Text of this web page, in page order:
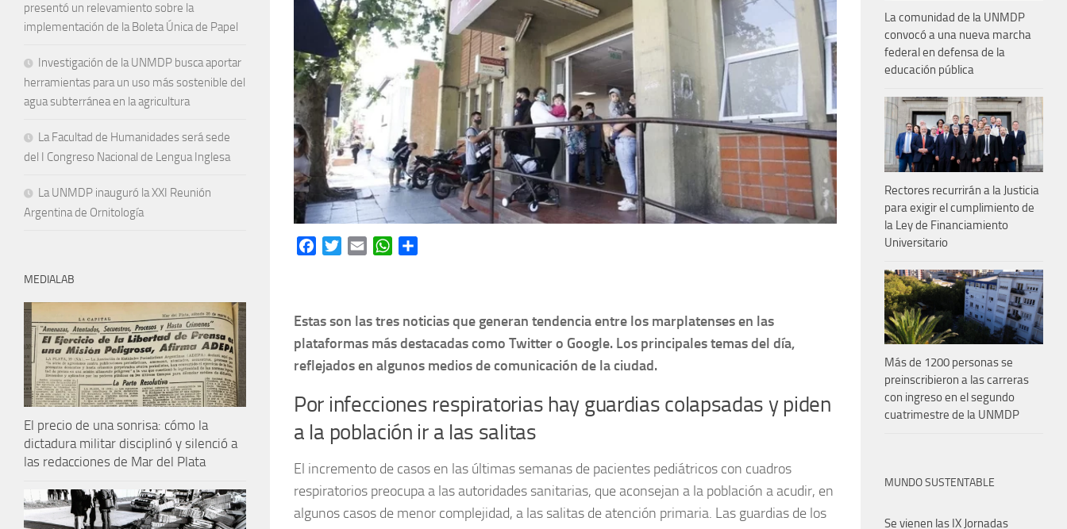
FacebookTwitterEmail WhatsApp
Estas son las tres noticias que generan tendencia entre los marplatenses en las
plataformas más destacadas como Twitter o Google. Los principales temas del día,
reflejados en algunos medios de comunicación de la ciudad.
Por infecciones respiratorias hay guardias colapsadas y piden
a la población ir a las salitas
El incremento de casos en las últimas semanas de pacientes pediátricos con cuadros
respiratorios preocupa a las autoridades sanitarias, que aconsejan a la población a acudir, en
algunos casos de menor complejidad, a las salitas de atención primaria. Las guardias de los
presentó un relevamiento sobre la
implementación de la Boleta Única de Papel
Investigación de la UNMDP busca aportar
herramientas para un uso más sostenible del
agua subterránea en la agricultura
La Facultad de Humanidades será sede
del I Congreso Nacional de Lengua Inglesa
La UNMDP inauguró la XXI Reunión
Argentina de Ornitología
MEDIALAB
El precio de una sonrisa: cómo la
dictadura militar disciplinó y silenció a
las redacciones de Mar del Plata
La comunidad de la UNMDP
convocó a una nueva marcha
federal en defensa de la
educación pública
Rectores recurrirán a la Justicia
para exigir el cumplimiento de
la Ley de Financiamiento
Universitario
Más de 1200 personas se
preinscribieron a las carreras
con ingreso en el segundo
cuatrimestre de la UNMDP
MUNDO SUSTENTABLE
Se vienen las IX Jornadas